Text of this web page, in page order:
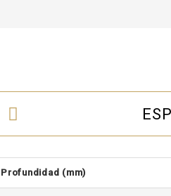
Profundidad (mm)